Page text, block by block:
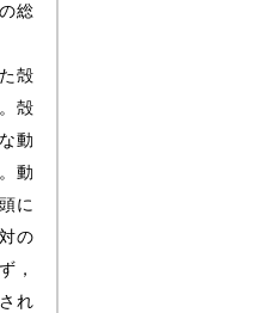
総
殻
殻
動
動
に
の
，
れ